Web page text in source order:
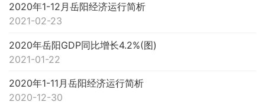
2020年1-12月岳阳经济运行简析
2021-02-23
2020年岳阳GDP同比增长4.2%(图)
2021-01-22
2020年1-11月岳阳经济运行简析
2020-12-30